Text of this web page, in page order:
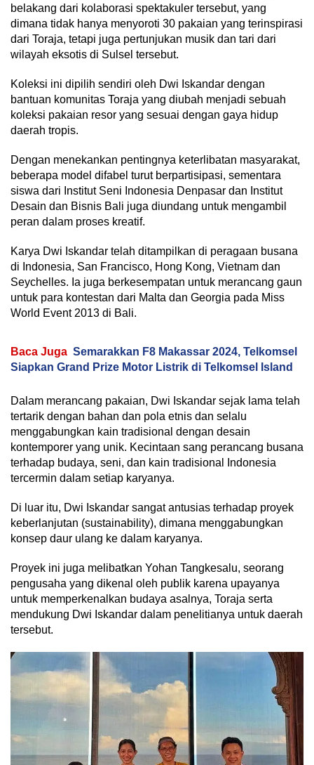
belakang dari kolaborasi spektakuler tersebut, yang
dimana tidak hanya menyoroti 30 pakaian yang terinspirasi
dari Toraja, tetapi juga pertunjukan musik dan tari dari
wilayah eksotis di Sulsel tersebut.
Koleksi ini dipilih sendiri oleh Dwi Iskandar dengan
bantuan komunitas Toraja yang diubah menjadi sebuah
koleksi pakaian resor yang sesuai dengan gaya hidup
daerah tropis.
Dengan menekankan pentingnya keterlibatan masyarakat,
beberapa model difabel turut berpartisipasi, sementara
siswa dari Institut Seni Indonesia Denpasar dan Institut
Desain dan Bisnis Bali juga diundang untuk mengambil
peran dalam proses kreatif.
Karya Dwi Iskandar telah ditampilkan di peragaan busana
di Indonesia, San Francisco, Hong Kong, Vietnam dan
Seychelles. Ia juga berkesempatan untuk merancang gaun
untuk para kontestan dari Malta dan Georgia pada Miss
World Event 2013 di Bali.
Baca Juga Semarakkan F8 Makassar 2024, Telkomsel
Siapkan Grand Prize Motor Listrik di Telkomsel Island
Dalam merancang pakaian, Dwi Iskandar sejak lama telah
tertarik dengan bahan dan pola etnis dan selalu
menggabungkan kain tradisional dengan desain
kontemporer yang unik. Kecintaan sang perancang busana
terhadap budaya, seni, dan kain tradisional Indonesia
tercermin dalam setiap karyanya.
Di luar itu, Dwi Iskandar sangat antusias terhadap proyek
keberlanjutan (sustainability), dimana menggabungkan
konsep daur ulang ke dalam karyanya.
Proyek ini juga melibatkan Yohan Tangkesalu, seorang
pengusaha yang dikenal oleh publik karena upayanya
untuk memperkenalkan budaya asalnya, Toraja serta
mendukung Dwi Iskandar dalam penelitianya untuk daerah
tersebut.